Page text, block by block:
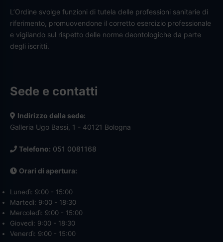
L’Ordine svolge funzioni di tutela delle professioni sanitarie di
riferimento, promuovendone il corretto esercizio professionale
e vigilando sul rispetto delle norme deontologiche da parte
degli iscritti.
Sede e contatti
Indirizzo della sede:
Galleria Ugo Bassi, 1 - 40121 Bologna
Telefono: 051 0081168
Orari di apertura:
Lunedì: 9:00 - 15:00
Martedì: 9:00 - 18:30
Mercoledì: 9:00 - 15:00
Giovedì: 9:00 - 18:30
Venerdì: 9:00 - 15:00